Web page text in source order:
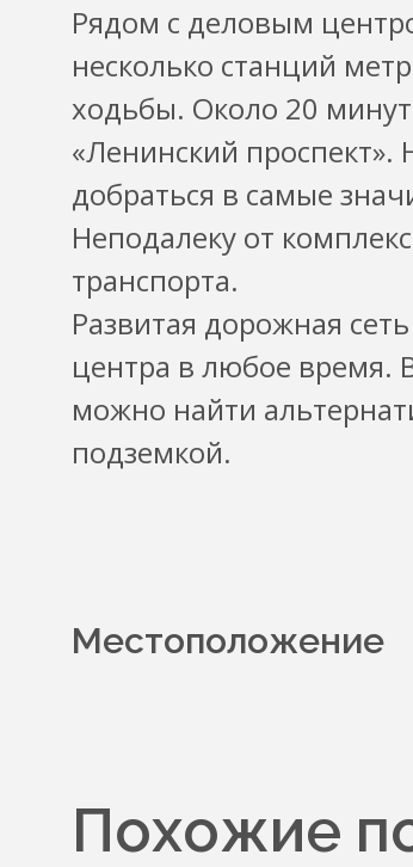
Рядом с деловым
несколько станций
ходьбы. Около 20
«Ленинский
добраться в самые
Неподалеку от
транспорта.
Развитая дорожная
центра в любое время.
можно найти
подземкой.
Местоположение
Похожие